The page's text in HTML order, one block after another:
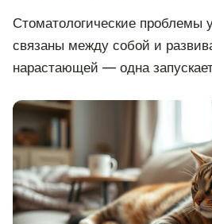
Стоматологические проблемы
связаны между собой и
нарастающей — одна